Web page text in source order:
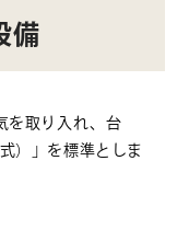
備
を取り入れ、台
）」を標準としま